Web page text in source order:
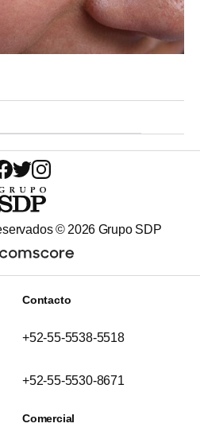
© 2026 Grupo SDP
Contacto
+52-55-5538-5518
+52-55-5530-8671
Comercial